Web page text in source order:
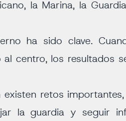
la Marina, la
ha sido clave.
centro, los resultados
existen retos
la guardia y seguir